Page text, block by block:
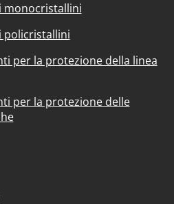
monocristallini
policristallini
per la protezione della linea
per la protezione delle